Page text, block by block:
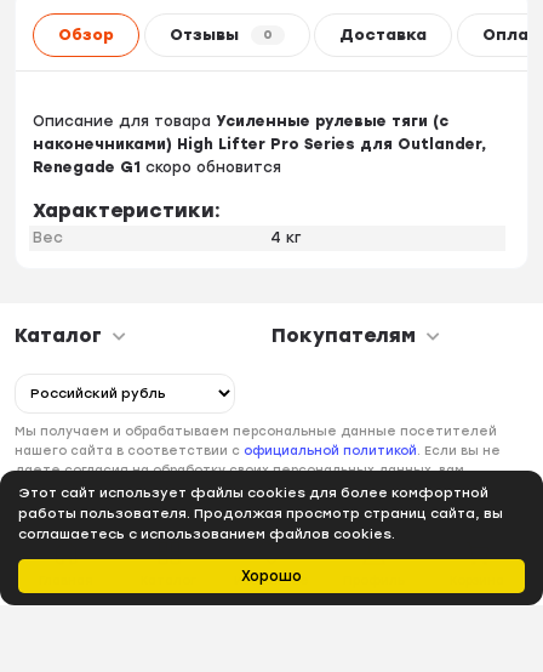
Хорошо
Этот сайт использует файлы cookies для более комфортной
работы пользователя. Продолжая просмотр страниц сайта, вы
соглашаетесь с использованием файлов cookies.
Избранное
Обзор Отзывы 0 Доставка
Описание для товараУсиленные рулевые тяги (с
наконечниками) High Lifter Pro Series для Outlander,
Renegade G1 скоро обновится
Характеристики:
Вес 4 кг
Каталог Покупателям
Мы получаем и обрабатываем персональные данные посетителей
нашего сайта в соответствии с официальной политикой. Если вы не
даете согласия на обработку своих персональных данных, вам
необходимо покинуть наш сайт.